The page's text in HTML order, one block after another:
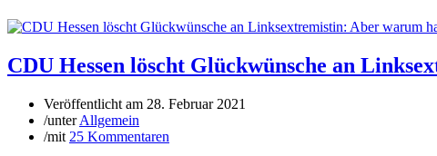
CDU Hessen löscht Glückwünsche an
Veröffentlicht am 28. Februar 2021
/unterAllgemein
/mit 25 Kommentaren